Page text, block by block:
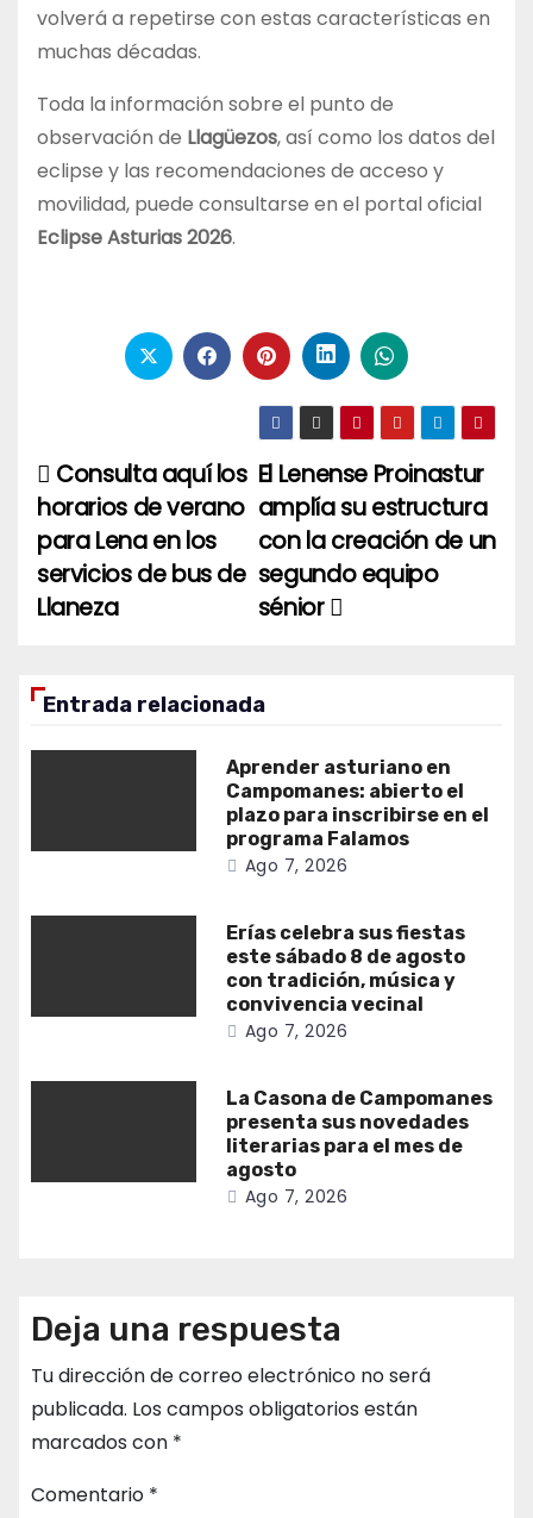
volverá a repetirse con estas características en
muchas décadas.
Toda la información sobre el punto de
observación de Llagüezos, así como los datos del
eclipse y las recomendaciones de acceso y
movilidad, puede consultarse en el portal oficial
Eclipse Asturias 2026.
Navegación
de
entradas
El Lenense Proinastur
amplía su estructura
con la creación de un
segundo equipo
sénior
Consulta aquí los
horarios de verano
para Lena en los
servicios de bus de
Llaneza
Entrada relacionada
Aprender asturiano en
Campomanes: abierto el
plazo para inscribirse en el
programa Falamos
Ago 7, 2026
Erías celebra sus fiestas
este sábado 8 de agosto
con tradición, música y
convivencia vecinal
Ago 7, 2026
La Casona de Campomanes
presenta sus novedades
literarias para el mes de
agosto
Ago 7, 2026
Deja una respuesta
Tu dirección de correo electrónico no será
publicada. Los campos obligatorios están
marcados con *
Comentario *